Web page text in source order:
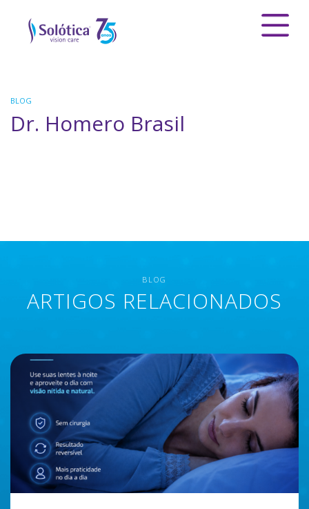
BLOG
Dr. Homero Brasil
BLOG
ARTIGOS RELACIONADOS